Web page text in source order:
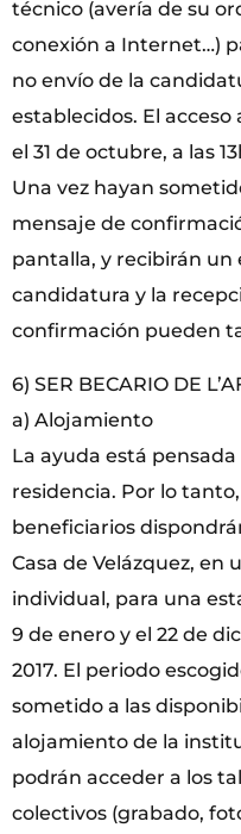
técnico (avería de su
conexión a Internet…)
no envío de la
establecidos. El
el 31 de octubre, a las
Una vez hayan
mensaje de
pantalla, y recibirán un
candidatura y la
confirmación pueden
6) SER BECARIO DE
a) Alojamiento
La ayuda está
residencia. Por lo
beneficiarios
Casa de Velázquez, en
individual, para una
9 de enero y el 22 de
2017. El periodo
sometido a las
alojamiento de la
podrán acceder a los
colectivos (grabado,